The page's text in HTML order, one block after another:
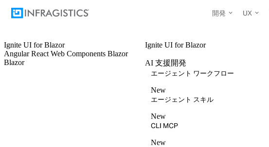
開発 UX
Ignite UI for Blazor
AngularReact Web Components Blazor
Blazor
Ignite UI for Blazor
AI 支援開発
エージェント ワークフロー
New
エージェント スキル
New
CLI MCP
New